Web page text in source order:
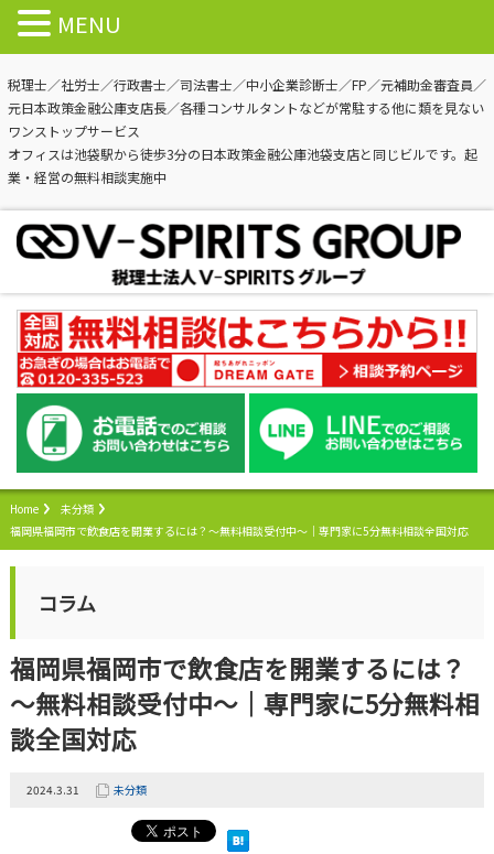
税理士／社労士／行政書士／司法書士／中小企業診断士／FP／元補助金審査員／
元日本政策金融公庫支店長／各種コンサルタントなどが常駐する他に類を見ない
ワンストップサービス
オフィスは池袋駅から徒歩3分の日本政策金融公庫池袋支店と同じビルです。起
業・経営の無料相談実施中
Home
未分類
福岡県福岡市で飲食店を開業するには？～無料相談受付中～｜専門家に5分無料相談全国対応
コラム
福岡県福岡市で飲食店を開業するには？
～無料相談受付中～｜専門家に5分無料相
談全国対応
2024.3.31 未分類
MENU